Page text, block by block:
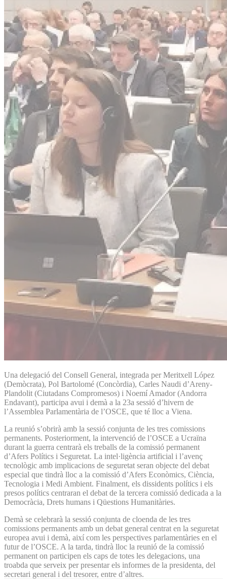
Una delegació del Consell General, integrada per Meritxell López
(Demòcrata), Pol Bartolomé (Concòrdia), Carles Naudi d’Areny-
Plandolit (Ciutadans Compromesos) i Noemí Amador (Andorra
Endavant), participa avui i demà a la 23a sessió d’hivern de
l’Assemblea Parlamentària de l’OSCE, que té lloc a Viena.
La reunió s’obrirà amb la sessió conjunta de les tres comissions
permanents. Posteriorment, la intervenció de l’OSCE a Ucraïna
durant la guerra centrarà els treballs de la comissió permanent
d’Afers Polítics i Seguretat. La intel·ligència artificial i l’avenç
tecnològic amb implicacions de seguretat seran objecte del debat
especial que tindrà lloc a la comissió d’Afers Econòmics, Ciència,
Tecnologia i Medi Ambient. Finalment, els dissidents polítics i els
presos polítics centraran el debat de la tercera comissió dedicada a la
Democràcia, Drets humans i Qüestions Humanitàries.
Demà se celebrarà la sessió conjunta de cloenda de les tres
comissions permanents amb un debat general centrat en la seguretat
europea avui i demà, així com les perspectives parlamentàries en el
futur de l’OSCE. A la tarda, tindrà lloc la reunió de la comissió
permanent on participen els caps de totes les delegacions, una
troabda que serveix per presentar els informes de la presidenta, del
secretari general i del tresorer, entre d’altres.